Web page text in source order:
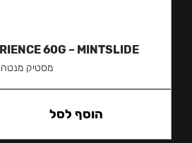
60G – MINTSLIDE
מסטיק מנטה
הוסף לסל